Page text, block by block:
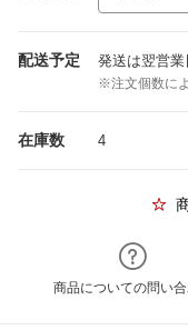
配送予定 発送は翌営業
※注文個数に
在庫数 4
商品についての問い